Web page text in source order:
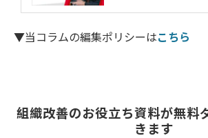
▼当コラムの編集ポリシーはこちら
組織改善のお役立ち資料が無料
きます